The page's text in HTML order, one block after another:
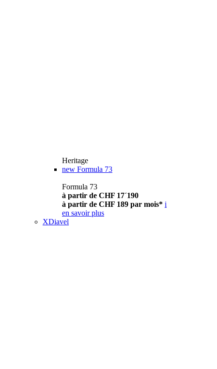
Heritage
new Formula 73
Formula 73
à partir de CHF 17´190
à partir de CHF 189 par mois* i
en savoir plus
XDiavel